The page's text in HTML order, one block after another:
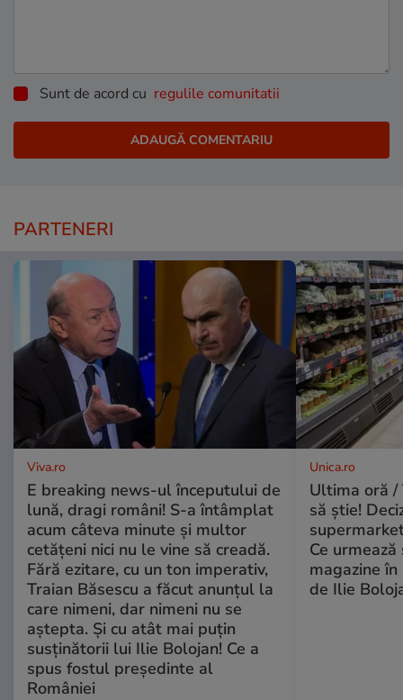
Sunt de acord cu regulile comunitatii
PARTENERI
Viva.ro
E breaking news-ul începutului de
lună, dragi români! S-a întâmplat
acum câteva minute și multor
cetățeni nici nu le vine să creadă.
Fără ezitare, cu un ton imperativ,
Traian Băsescu a făcut anunțul la
care nimeni, dar nimeni nu se
aștepta. Și cu atât mai puțin
susținătorii lui Ilie Bolojan! Ce a
spus fostul președinte al
României
Unica.ro
Ultima oră /
să știe!
Ce
magazine
de Ilie